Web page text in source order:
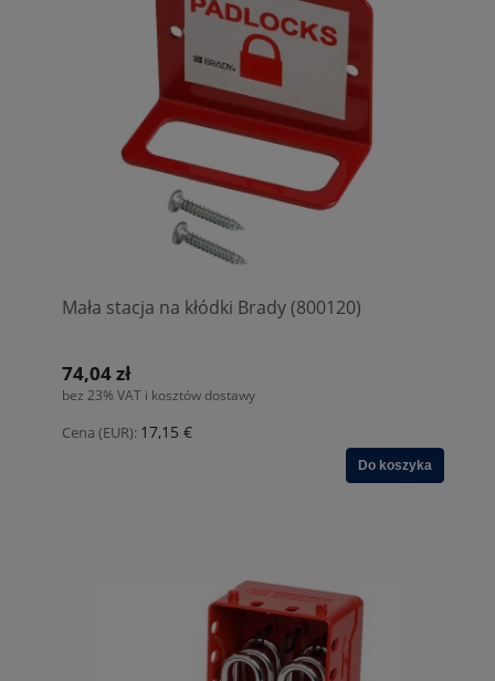
Mała stacja na kłódki Brady (800120)
74,04 zł
bez 23% VAT i kosztów dostawy
Cena (EUR): 17,15 €
Do koszyka